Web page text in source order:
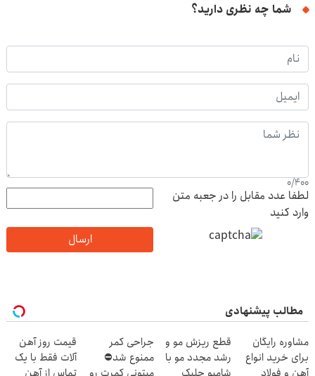
شما چه نظری دارید؟
0/400
لطفا عدد مقابل را در جعبه متن
وارد کنید
ارسال
مطالب پیشنهادی
مشاوره رایگان
برای خرید انواع
قطع ریزش مو و
رشد مجدد مو با
جراحی کمر
ممنوع شد⛔
قیمت روز آهن
آلات فقط با یک